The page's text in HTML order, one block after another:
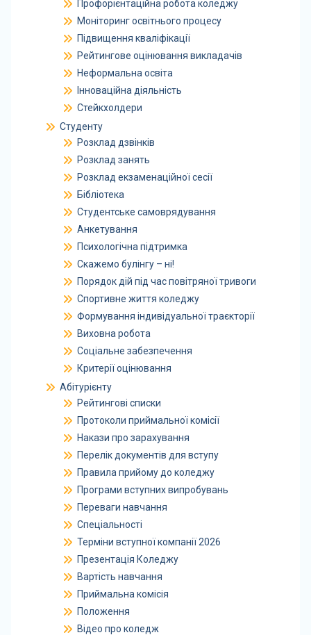
Профорієнтаційна робота коледжу
Моніторинг освітнього процесу
Підвищення кваліфікації
Рейтингове оцінювання викладачів
Неформальна освіта
Інноваційна діяльність
Стейкхолдери
Студенту
Розклад дзвінків
Розклад занять
Розклад екзаменаційної сесії
Бібліотека
Студентське самоврядування
Анкетування
Психологічна підтримка
Скажемо булінгу – ні!
Порядок дій під час повітряної тривоги
Спортивне життя коледжу
Формування індивідуальної траєкторії
Виховна робота
Соціальне забезпечення
Критерії оцінювання
Абітурієнту
Рейтингові списки
Протоколи приймальної комісії
Накази про зарахування
Перелік документів для вступу
Правила прийому до коледжу
Програми вступних випробувань
Переваги навчання
Спеціальності
Терміни вступної компанії 2026
Презентація Коледжу
Вартість навчання
Приймальна комісія
Положення
Відео про коледж